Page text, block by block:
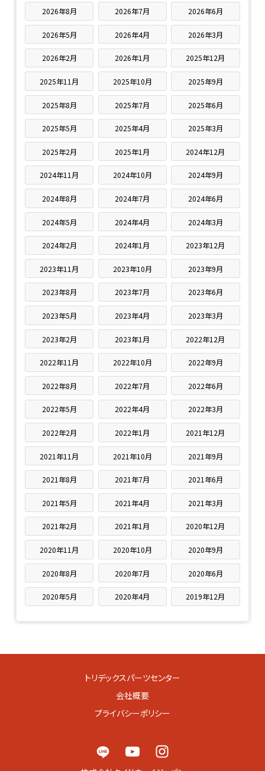
2026年8月 2026年7月 2026年6月
2026年5月 2026年4月 2026年3月
2026年2月 2026年1月 2025年12月
2025年11月 2025年10月 2025年9月
2025年8月 2025年7月 2025年6月
2025年5月 2025年4月 2025年3月
2025年2月 2025年1月 2024年12月
2024年11月 2024年10月 2024年9月
2024年8月 2024年7月 2024年6月
2024年5月 2024年4月 2024年3月
2024年2月 2024年1月 2023年12月
2023年11月 2023年10月 2023年9月
2023年8月 2023年7月 2023年6月
2023年5月 2023年4月 2023年3月
2023年2月 2023年1月 2022年12月
2022年11月 2022年10月 2022年9月
2022年8月 2022年7月 2022年6月
2022年5月 2022年4月 2022年3月
2022年2月 2022年1月 2021年12月
2021年11月 2021年10月 2021年9月
2021年8月 2021年7月 2021年6月
2021年5月 2021年4月 2021年3月
2021年2月 2021年1月 2020年12月
2020年11月 2020年10月 2020年9月
2020年8月 2020年7月 2020年6月
2020年5月 2020年4月 2019年12月
トリデックスパーツセンター
会社概要
プライバシーポリシー